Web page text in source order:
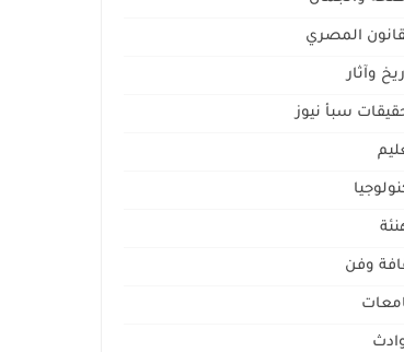
المصري
وآثار
سبأ نيوز
وفن